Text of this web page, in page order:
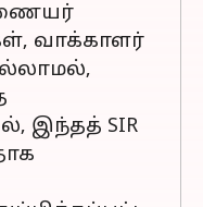
வாக்காளர்
இந்தத் SIR